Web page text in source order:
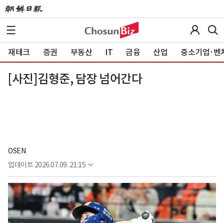
재테크 증권 부동산 IT 금융 산업 중소기업·벤
[사진]김형준, 담장 넘어간다
OSEN
업데이트 2026.07.09. 21:15